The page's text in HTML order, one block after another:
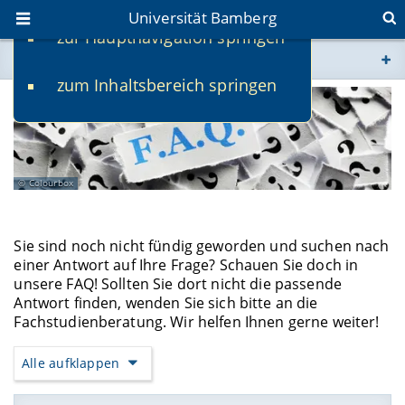
zur Hauptnavigation springen
zum Inhaltsbereich springen
Universität Bamberg
www.uni-bamberg.de
univis.uni-bamberg.de
fis.uni-bamberg.de
Colourbox
Sie sind noch nicht fündig geworden und suchen nach
einer Antwort auf Ihre Frage? Schauen Sie doch in
unsere FAQ! Sollten Sie dort nicht die passende
Antwort finden, wenden Sie sich bitte an die
Fachstudienberatung. Wir helfen Ihnen gerne weiter!
Alle aufklappen